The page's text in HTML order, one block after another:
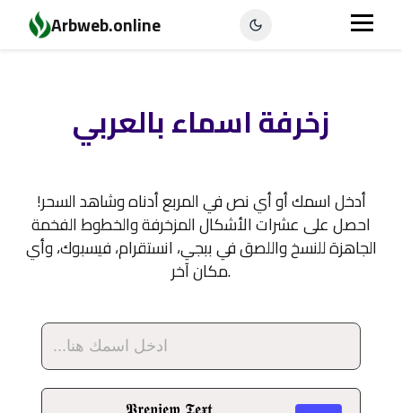
Arbweb.online
زخرفة اسماء بالعربي
أدخل اسمك أو أي نص في المربع أدناه وشاهد السحر!
احصل على عشرات الأشكال المزخرفة والخطوط الفخمة
الجاهزة للنسخ واللصق في ببجي، انستقرام، فيسبوك، وأي
مكان آخر.
𝕻𝖗𝖊𝖛𝖎𝖊𝖜 𝕿𝖊𝖝𝖙